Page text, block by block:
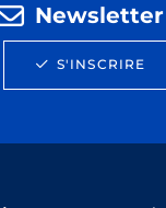
Newsletter
S'INSCRIRE